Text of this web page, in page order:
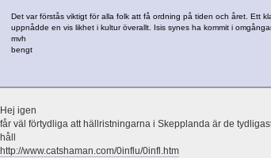
Det var förstås viktigt för alla folk att få ordning på tiden och året. Ett
uppnådde en vis likhet i kultur överallt. Isis synes ha kommit i
mvh
bengt
Hej igen
får väl förtydliga att hällristningarna i Skepplanda är de
håll
http://www.catshaman.com/0influ/0infl.htm